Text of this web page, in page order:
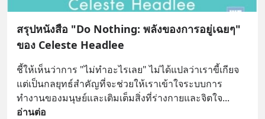
สรุปหนังสือ "Do Nothing: พลังของการอยู่เฉยๆ"
ของ Celeste Headlee
ชี้ให้เห็นว่าการ "ไม่ทำอะไรเลย" ไม่ได้แปลว่าเราขี้เกียจ
แต่เป็นกลยุทธ์สำคัญที่จะช่วยให้เราเข้าใจระบบการ
ทำงานของมนุษย์และเติมเต็มสิ่งที่ร่างกายและจิตใจ
อ่านต่อ